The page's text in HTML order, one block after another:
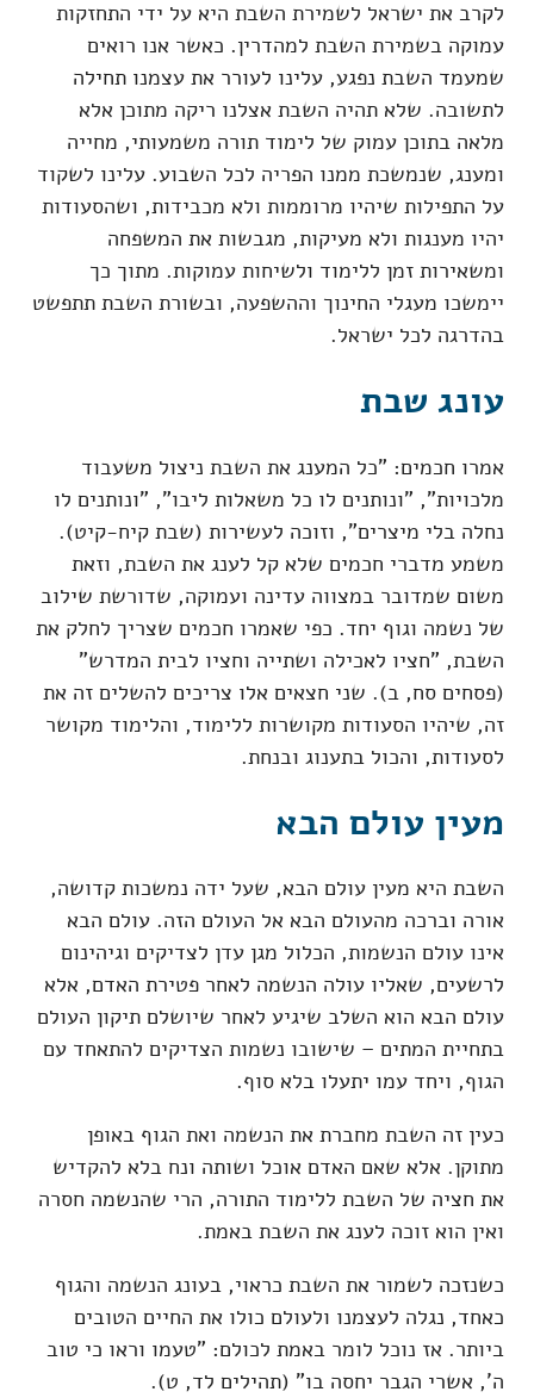
לקרב את ישראל לשמירת השבת היא על ידי התחזקות
עמוקה בשמירת השבת למהדרין. כאשר אנו רואים
שמעמד השבת נפגע, עלינו לעורר את עצמנו תחילה
לתשובה. שלא תהיה השבת אצלנו ריקה מתוכן אלא
מלאה בתוכן עמוק של לימוד תורה משמעותי, מחייה
ומענג, שנמשכת ממנו הפריה לכל השבוע. עלינו לשקוד
על התפילות שיהיו מרוממות ולא מכבידות, ושהסעודות
יהיו מענגות ולא מעיקות, מגבשות את המשפחה
ומשאירות זמן ללימוד ולשיחות עמוקות. מתוך כך
יימשכו מעגלי החינוך וההשפעה, ובשורת השבת תתפשט
בהדרגה לכל ישראל.
עונג שבת
אמרו חכמים: "כל המענג את השבת ניצול משעבוד
מלכויות", "ונותנים לו כל משאלות ליבו", "ונותנים לו
נחלה בלי מיצרים", וזוכה לעשירות (שבת קיח-קיט).
משמע מדברי חכמים שלא קל לענג את השבת, וזאת
משום שמדובר במצווה עדינה ועמוקה, שדורשת שילוב
של נשמה וגוף יחד. כפי שאמרו חכמים שצריך לחלק את
השבת, "חציו לאכילה ושתייה וחציו לבית המדרש"
(פסחים סח, ב). שני חצאים אלו צריכים להשלים זה את
זה, שיהיו הסעודות מקושרות ללימוד, והלימוד מקושר
לסעודות, והכול בתענוג ובנחת.
מעין עולם הבא
השבת היא מעין עולם הבא, שעל ידה נמשכות קדושה,
אורה וברכה מהעולם הבא אל העולם הזה. עולם הבא
אינו עולם הנשמות, הכלול מגן עדן לצדיקים וגיהינום
לרשעים, שאליו עולה הנשמה לאחר פטירת האדם, אלא
עולם הבא הוא השלב שיגיע לאחר שיושלם תיקון העולם
בתחיית המתים – שישובו נשמות הצדיקים להתאחד עם
הגוף, ויחד עמו יתעלו בלא סוף.
כעין זה השבת מחברת את הנשמה ואת הגוף באופן
מתוקן. אלא שאם האדם אוכל ושותה ונח בלא להקדיש
את חציה של השבת ללימוד התורה, הרי שהנשמה חסרה
ואין הוא זוכה לענג את השבת באמת.
כשנזכה לשמור את השבת כראוי, בעונג הנשמה והגוף
כאחד, נגלה לעצמנו ולעולם כולו את החיים הטובים
ביותר. אז נוכל לומר באמת לכולם: "טעמו וראו כי טוב
ה', אשרי הגבר יחסה בו" (תהילים לד, ט).